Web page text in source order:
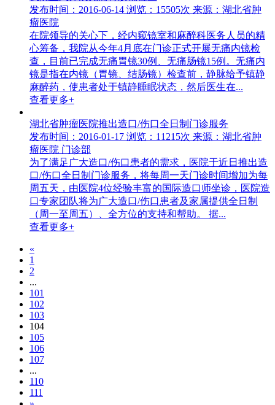
发布时间：2016-06-14 浏览：15505次 来源：湖北省肿
瘤医院
在院领导的关心下，经内窥镜室和麻醉科医务人员的精
心筹备，我院从今年4月底在门诊正式开展无痛内镜检
查，目前已完成无痛胃镜30例、无痛肠镜15例。无痛内
镜是指在内镜（胃镜、结肠镜）检查前，静脉给予镇静
麻醉药，使患者处于镇静睡眠状态，然后医生在...
查看更多+
湖北省肿瘤医院推出造口/伤口全日制门诊服务
发布时间：2016-01-17 浏览：11215次 来源：湖北省肿
瘤医院 门诊部
为了满足广大造口/伤口患者的需求，医院于近日推出造
口/伤口全日制门诊服务，将每周一天门诊时间增加为每
周五天，由医院4位经验丰富的国际造口师坐诊，医院造
口专家团队将为广大造口/伤口患者及家属提供全日制
（周一至周五）、全方位的支持和帮助。 据...
查看更多+
«
1
2
...
101
102
103
104
105
106
107
...
110
111